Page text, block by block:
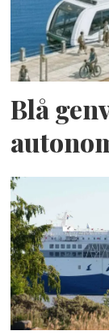
Blå